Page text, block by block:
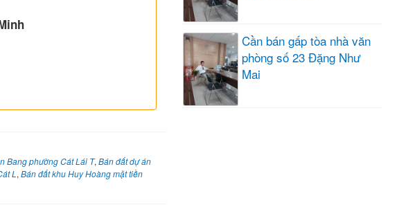
Bang phường Cát Lái T, Bán đất dự án
L , Bán đất khu Huy Hoàng mặt tiền
Cần bán gấp tòa nhà văn
phòng số 23 Đặng Như
Mai